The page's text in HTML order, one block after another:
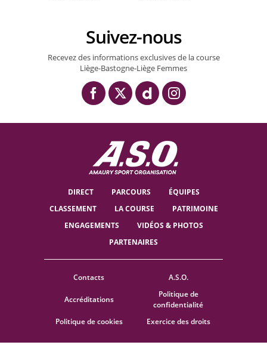
Suivez-nous
Recevez des informations exclusives de la course
Liège-Bastogne-Liège Femmes
DIRECT PARCOURS
ÉQUIPES
CLASSEMENT
LA COURSE
PATRIMOINE
ENGAGEMENTS
VIDÉOS & PHOTOS
PARTENAIRES
Contacts A.S.O.
Accréditations
Politique de
confidentialité
Politique de cookies
Exercice des droits